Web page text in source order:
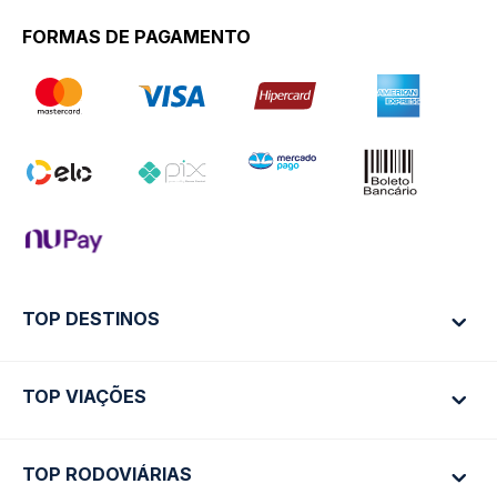
FORMAS DE PAGAMENTO
TOP DESTINOS
Ônibus Rio de Janeiro
Ônibus São Paulo
TOP VIAÇÕES
Passagens Cometa
TOP RODOVIÁRIAS